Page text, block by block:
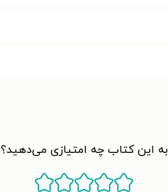
به این کتاب چه امتیازی می‌دهید؟